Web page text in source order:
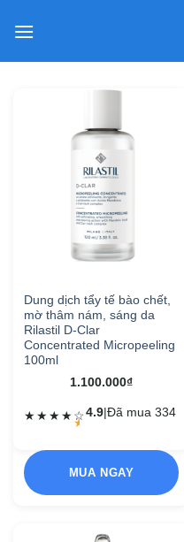
Dung dịch tẩy tế bào chết,
mờ thâm nám, sáng da
Rilastil D-Clar
Concentrated Micropeeling
100ml
1.100.000₫
★★★★★
☆4.9|Đã mua 334
MUA NGAY